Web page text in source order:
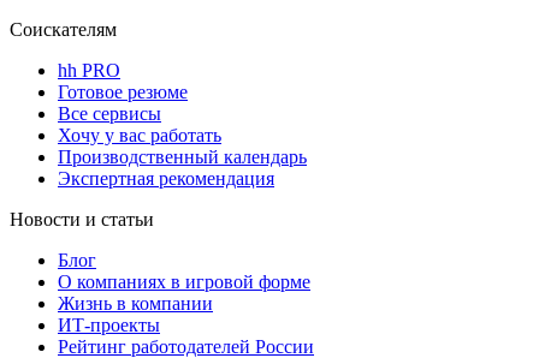
Соискателям
hh PRO
Готовое резюме
Все сервисы
Хочу у вас работать
Производственный календарь
Экспертная рекомендация
Новости и статьи
Блог
О компаниях в игровой форме
Жизнь в компании
ИТ-проекты
Рейтинг работодателей России